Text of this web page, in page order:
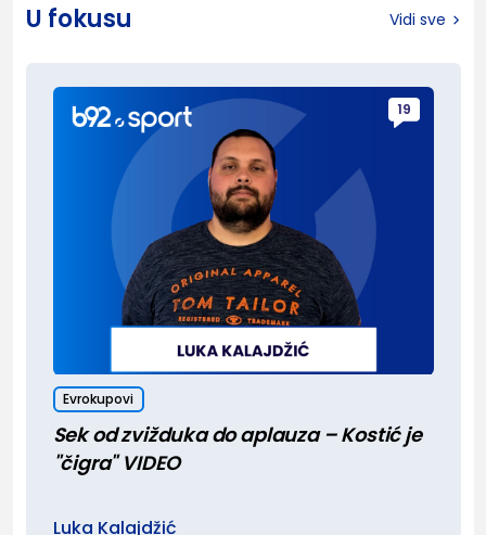
U fokusu Vidi sve
19
Evrokupovi
Sek od zvižduka do aplauza – Kostić je
"čigra" VIDEO
Luka Kalajdžić